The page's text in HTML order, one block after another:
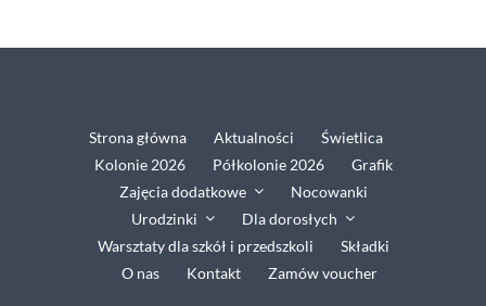
Nocowanki
Urodzinki
Strona główna Aktualności
Świetlica
Kolonie 2026
Półkolonie 2026
Grafik
Zajęcia dodatkowe
Nocowanki
Urodzinki
Dla dorosłych
Warsztaty dla szkół i przedszkoli
Składki
O nas
Kontakt Zamów voucher